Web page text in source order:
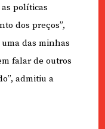
políticas
dos preços”,
uma das minhas
falar de outros
admitiu a